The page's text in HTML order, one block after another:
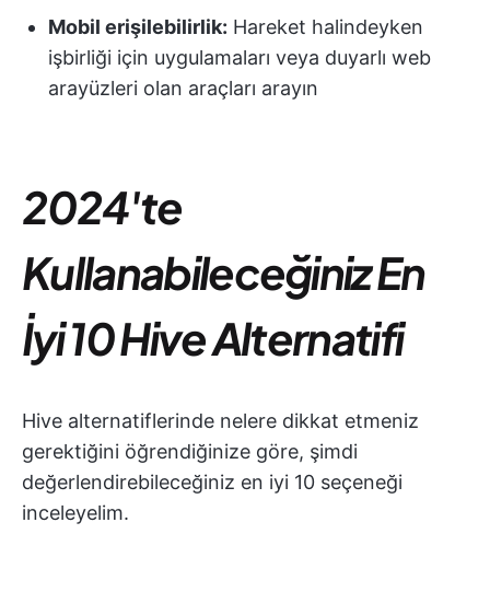
Mobil erişilebilirlik: Hareket halindeyken
işbirliği için uygulamaları veya duyarlı web
arayüzleri olan araçları arayın
2024'te
Kullanabileceğiniz En
İyi 10 Hive Alternatifi
Hive alternatiflerinde nelere dikkat etmeniz
gerektiğini öğrendiğinize göre, şimdi
değerlendirebileceğiniz en iyi 10 seçeneği
inceleyelim.